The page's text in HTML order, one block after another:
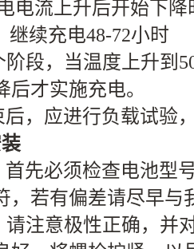
电流上升后开始下
继续充电48-72小时
阶段，当温度上升到
后才实施充电。
后，应进行负载试验
首先必须检查电池型
，若有偏差请尽早与
请注意极性正确，并